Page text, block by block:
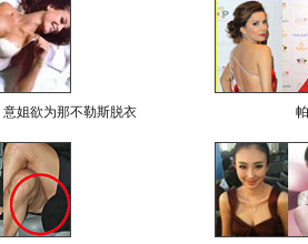
意姐欲为那不勒斯脱衣